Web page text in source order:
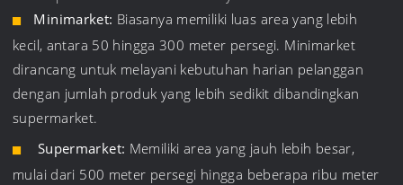
Minimarket: Biasanya memiliki luas area yang lebih
kecil, antara 50 hingga 300 meter persegi. Minimarket
dirancang untuk melayani kebutuhan harian pelanggan
dengan jumlah produk yang lebih sedikit dibandingkan
supermarket.
Supermarket: Memiliki area yang jauh lebih besar,
mulai dari 500 meter persegi hingga beberapa ribu meter